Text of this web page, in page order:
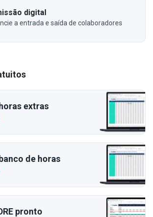
digital
a entrada e saída de colaboradores
extras
de horas
pronto